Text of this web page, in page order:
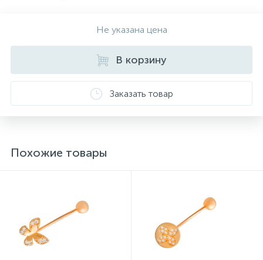
Не указана цена
В корзину
Заказать товар
Похожие товары